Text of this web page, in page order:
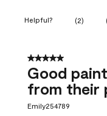
Helpful? (2)
5 out of 5 stars.
Good
from their
Emily254789